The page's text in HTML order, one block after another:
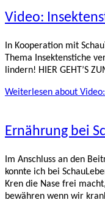
Video:
In Kooperation mit
Thema Insektenstiche
lindern! HIER GEHT’S
Weiterlesen about
Ernährung bei
Im Anschluss an den
konnte ich bei
Kren die Nase frei
bewähren wenn wir